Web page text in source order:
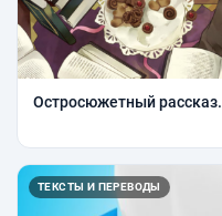
Остросюжетный рассказ.
ТЕКСТЫ И ПЕРЕВОДЫ